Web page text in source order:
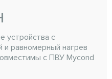
устройства с
и равномерный нагрев
с ПВУ Mycond